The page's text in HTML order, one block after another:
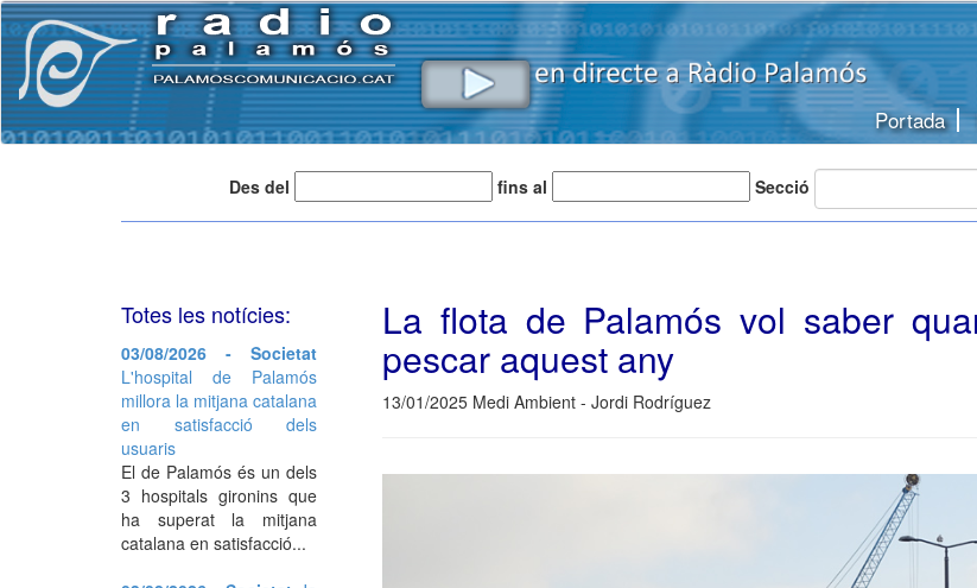
Portada
Des del fins al Secció
La flota de Palamós vol saber
pescar aquest any
13/01/2025 Medi Ambient - Jordi Rodríguez
Totes les notícies:
03/08/2026 - Societat
L'hospital de Palamós
millora la mitjana catalana
en satisfacció dels
usuaris
El de Palamós és un dels
3 hospitals gironins que
ha superat la mitjana
catalana en satisfacció...